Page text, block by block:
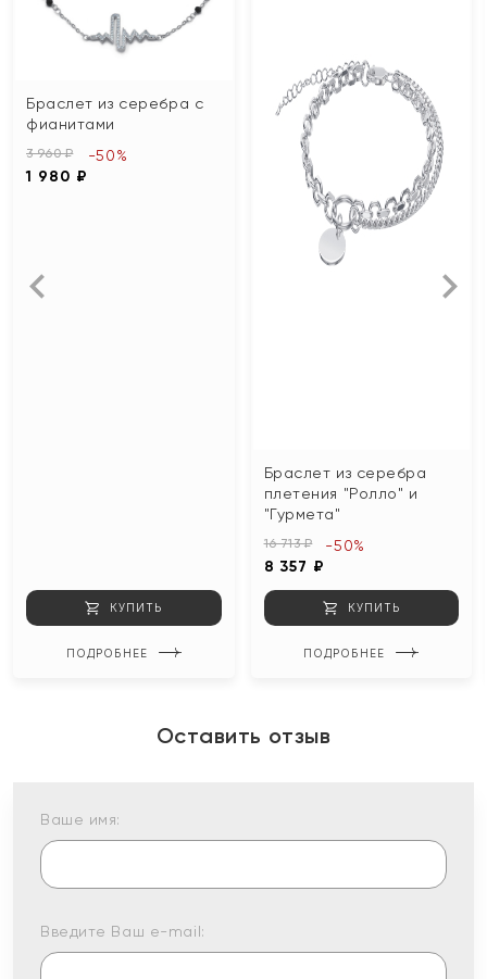
Браслет из серебра с
фианитами
3 960 ₽
1 980 ₽
-50%
КУПИТЬ
ПОДРОБНЕЕ
Браслет из серебра
плетения "Ролло" и
"Гурмета"
16 713 ₽
8 357 ₽
-50%
КУПИТЬ
ПОДРОБНЕЕ
Оставить отзыв
Ваше имя:
Введите Ваш e-mail: